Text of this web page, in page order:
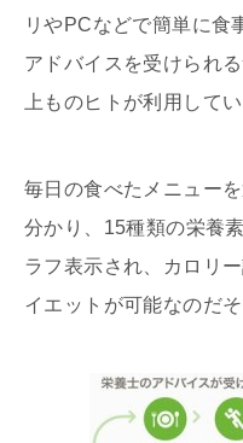
リやPCなどで簡単に食
アドバイスを受けられ
上ものヒトが利用して
毎日の食べたメニュー
分かり、15種類の栄養
ラフ表示され、カロリ
イエットが可能なのだそ